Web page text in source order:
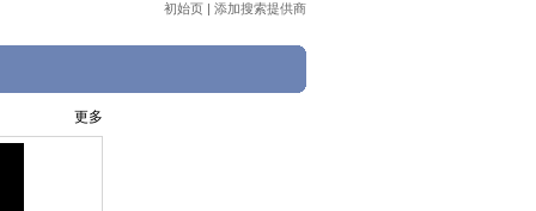
初始页 | 添加搜索提供商
更多